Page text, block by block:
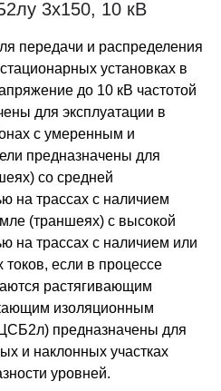
3х150, 10 кВ
передачи и распределения
установках в
до 10 кВ частотой
для эксплуатации в
с умеренным и
предназначены для
со средней
на трассах с наличием
(траншеях) с высокой
на трассах с наличием или
если в процессе
растягивающим
изоляционным
предназначены для
и наклонных участках
уровней.